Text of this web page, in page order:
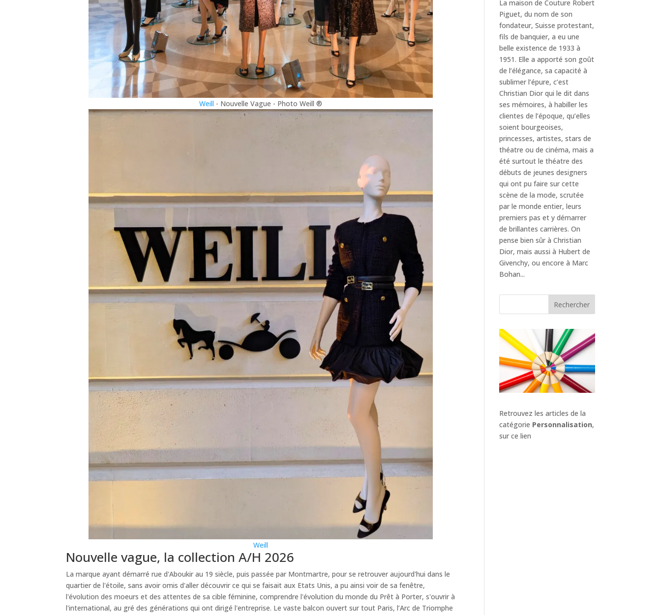
Weill - Nouvelle Vague - Photo Weill ®
Weill
Nouvelle vague, la collection A/H 2026
La marque ayant démarré rue d'Aboukir au 19 siècle, puis passée par Montmartre, pour se retrouver aujourd'hui dans le
quartier de l'étoile, sans avoir omis d'aller découvrir ce qui se faisait aux Etats Unis, a pu ainsi voir de sa fenêtre,
l'évolution des moeurs et des attentes de sa cible féminine, comprendre l'évolution du monde du Prêt à Porter, s'ouvrir à
l'international, au gré des générations qui ont dirigé l'entreprise. Le vaste balcon ouvert sur tout Paris, l’Arc de Triomphe
La maison de Couture Robert
Piguet, du nom de son
fondateur, Suisse protestant,
fils de banquier, a eu une
belle existence de 1933 à
1951. Elle a apporté son goût
de l’élégance, sa capacité à
sublimer l’épure, c’est
Christian Dior qui le dit dans
ses mémoires, à habiller les
clientes de l’époque, qu’elles
soient bourgeoises,
princesses, artistes, stars de
théatre ou de cinéma, mais a
été surtout le théatre des
débuts de jeunes designers
qui ont pu faire sur cette
scène de la mode, scrutée
par le monde entier, leurs
premiers pas et y démarrer
de brillantes carrières. On
pense bien sûr à Christian
Dior, mais aussi à Hubert de
Givenchy, ou encore à Marc
Bohan...
Rechercher
Retrouvez les articles de la
catégorie Personnalisation,
sur ce lien